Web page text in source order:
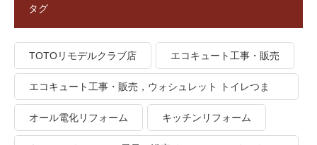
タグ
TOTOリモデルクラブ店 エコキュート工事・販売
エコキュート工事・販売，ウォシュレット トイレつま
り、トイレ水漏れ
オール電化リフォーム キッチンリフォーム